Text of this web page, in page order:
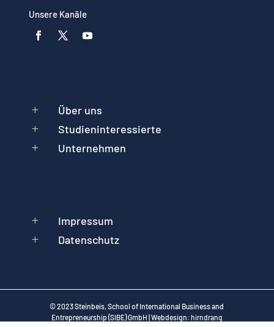
Unsere Kanäle
L Über uns
L Studieninteressierte
L Unternehmen
L Impressum
L Datenschutz
© 2023 Steinbeis, School of International Business and
Entrepreneurship (SIBE) GmbH | Webdesign: hirndrang